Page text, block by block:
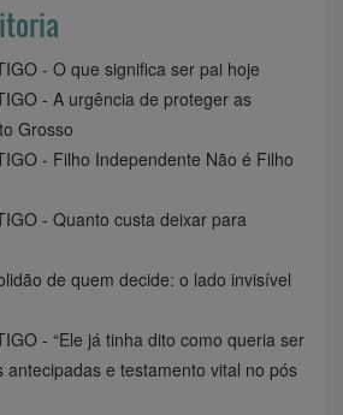
- O que significa ser pai hoje
- A urgência de proteger as
Grosso
- Filho Independente Não é Filho
- Quanto custa deixar para
de quem decide: o lado invisível
- “Ele já tinha dito como queria ser
antecipadas e testamento vital no pós